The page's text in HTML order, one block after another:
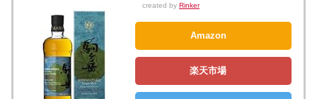
created by Rinker
Amazon
楽天市場